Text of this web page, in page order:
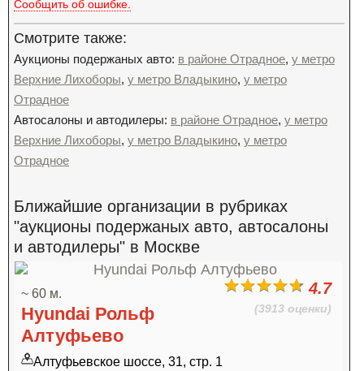
Сообщить об ошибке.
Смотрите также:
Аукционы подержаных авто: в районе Отрадное, у метро
Верхние Лихоборы, у метро Владыкино, у метро
Отрадное
Автосалоны и автодилеры: в районе Отрадное, у метро
Верхние Лихоборы, у метро Владыкино, у метро
Отрадное
Ближайшие организации в рубриках
"аукционы подержаных авто, автосалоны
и автодилеры" в Москве
4.7
(3913 оценки)
~ 60 м.
Hyundai Рольф
Алтуфьево
Алтуфьевское шоссе, 31, стр. 1